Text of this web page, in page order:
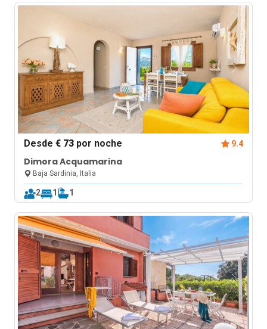
Desde€ 73 por noche 9.4
Dimora Acquamarina
Baja Sardinia, Italia
2 1 1